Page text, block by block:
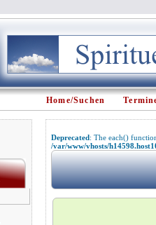
Home/Suchen
Deprecated: The each()
/var/www/vhosts/